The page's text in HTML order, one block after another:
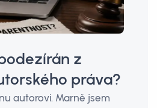
z
práva?
autorovi. Marně jsem